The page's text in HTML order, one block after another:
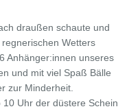
draußen schaute und
Wetters
Anhänger:innen unseres
und mit viel Spaß Bälle
zur Minderheit.
Uhr der düstere Schein